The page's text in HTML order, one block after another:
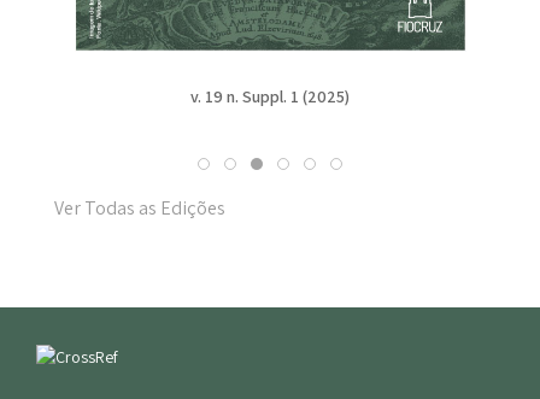
v. 19 n. Suppl. 1 (2025)
Ver Todas as Edições